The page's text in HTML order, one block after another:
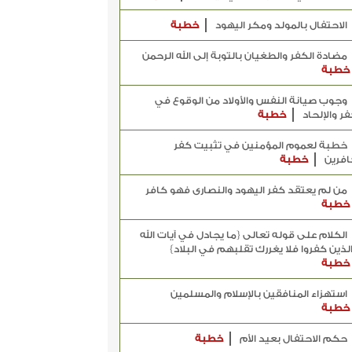
الاحتفال بالمولد ومكر اليهود خطبة
مضادة الكفر والطغيان بالتوبة إلى الله الرحمن
خطبة
وجوب صيانة النفس والأولاد من الوقوع في
والإلحاد
خطبة
خطبة لعموم المؤمنين في تثبيت كفر
خطبة
من لم يعتقد كفر اليهود والنصارى فهو كافر
خطبة
الكلام على قوله تعالى {ما يجادل في آيات الله
الذين كفروا فلا يغررك تقلبهم في البلاد}
خطبة
استهزاء المنافقين بالإسلام والمسلمين
خطبة
حكم الاحتفال بعيد الأم خطبة